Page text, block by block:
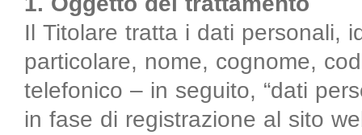
Il Titolare tratta i dati personali,
particolare, nome, cognome,
telefonico – in seguito, “dati
in fase di registrazione al sito